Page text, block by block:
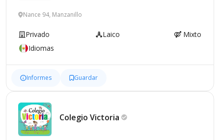
Nance 94, Manzanillo
Privado Laico
Mixto
Idiomas
Informes Guardar
Colegio Victoria